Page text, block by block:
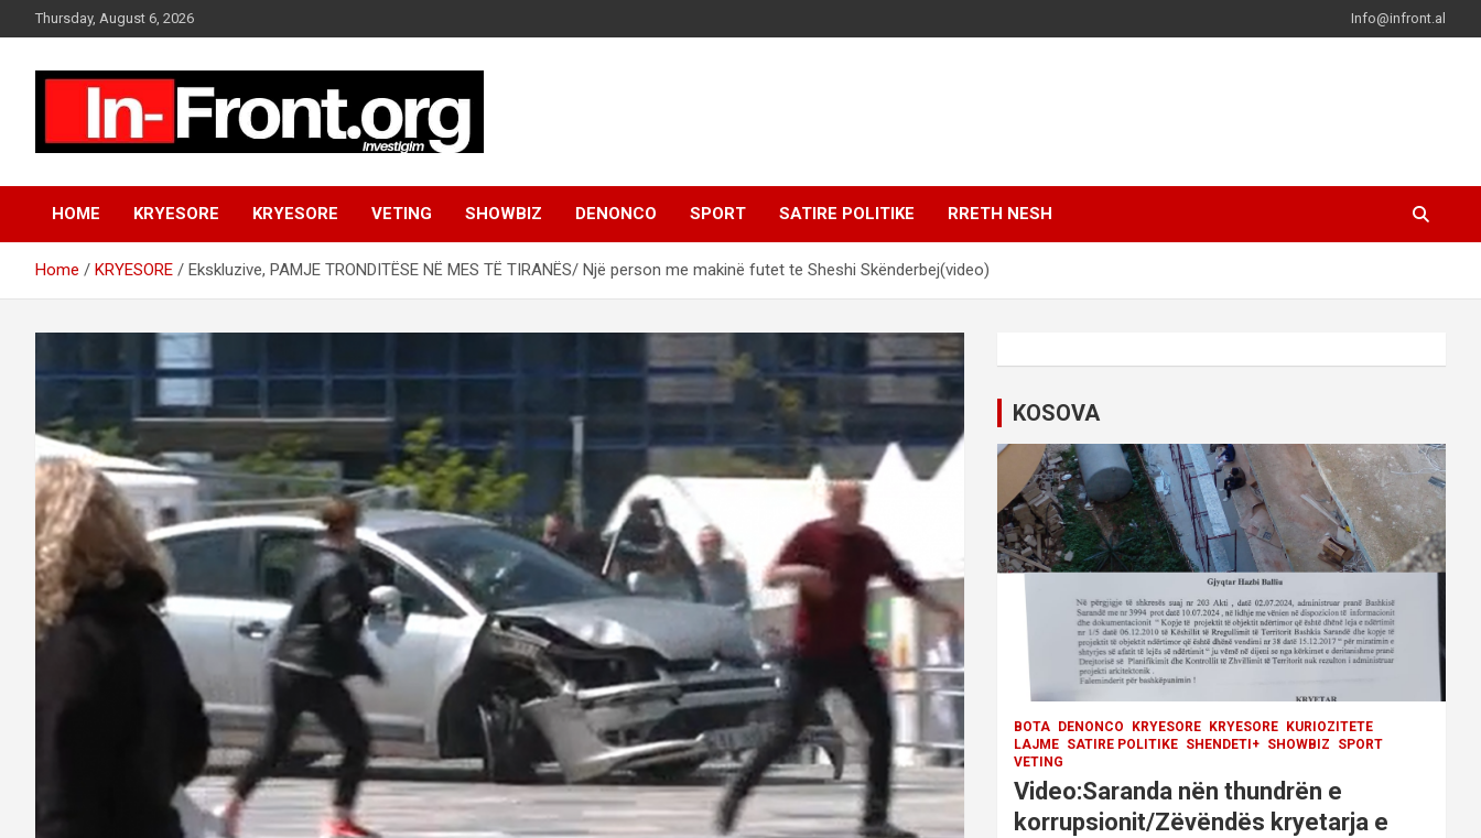
k
e
Thursday, August 6, 2026 Info@infront.al
HOME KRYESORE KRYESORE VETING SHOWBIZ DENONCO SPORT SATIRE POLITIKE RRETH NESH
Home KRYESORE Ekskluzive, PAMJE TRONDITËSE NË MES TË TIRANËS/ Një person me makinë futet te Sheshi Skënderbej(video)
KOSOVA
BOTA DENONCO KRYESORE KRYESORE
KURIOZITETE
LAJME SATIRE POLITIKE SHENDETI+ SHOWBIZ
SPORT
VETING
Video:Saranda nën thundrën e
korrupsionit/Zëvëndës kryetarja e